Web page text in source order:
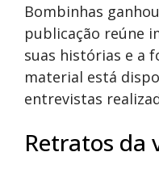
Bombinhas
publicação reúne
suas histórias e a
material está
entrevistas
Retratos da